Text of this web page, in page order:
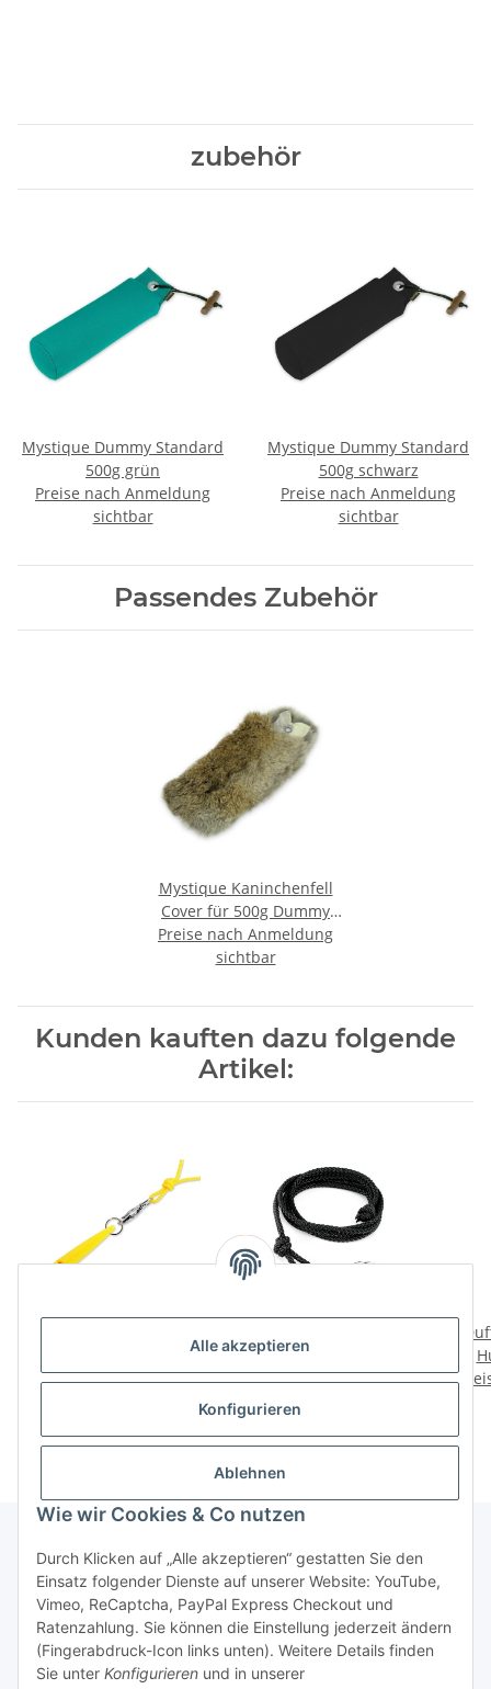
Alle akzeptieren
Konfigurieren
Ablehnen
Wie wir Cookies & Co nutzen
Durch Klicken auf „Alle akzeptieren“ gestatten Sie den
Einsatz folgender Dienste auf unserer Website: YouTube,
Vimeo, ReCaptcha, PayPal Express Checkout und
Ratenzahlung. Sie können die Einstellung jederzeit ändern
(Fingerabdruck-Icon links unten). Weitere Details finden
Sie unter Konfigurieren und in unserer
zubehör
Mystique Dummy Standard
500g grün
Preise nach Anmeldung
sichtbar
Mystique Dummy Standard
500g schwarz
Preise nach Anmeldung
sichtbar
Passendes Zubehör
Mystique Kaninchenfell
Cover für 500g Dummy
Überzug
Preise nach Anmeldung
sichtbar
Kunden kauften dazu folgende
Artikel:
+ Pfeifenband kostenlos
Preise nach Anmeldung
nylon schwarz
Preise nach Anmeldung
Informationen
Gesetzliche Informationen